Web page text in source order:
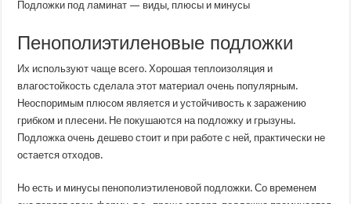
Подложки под ламинат — виды, плюсы и минусы
Пенополиэтиленовые подложки
Их используют чаще всего. Хорошая теплоизоляция и
влагостойкость сделала этот материал очень популярным.
Неоспоримым плюсом является и устойчивость к заражению
грибком и плесени. Не покушаются на подложку и грызуны.
Подложка очень дешево стоит и при работе с ней, практически не
остается отходов.
Но есть и минусы пенополиэтиленовой подложки. Со временем